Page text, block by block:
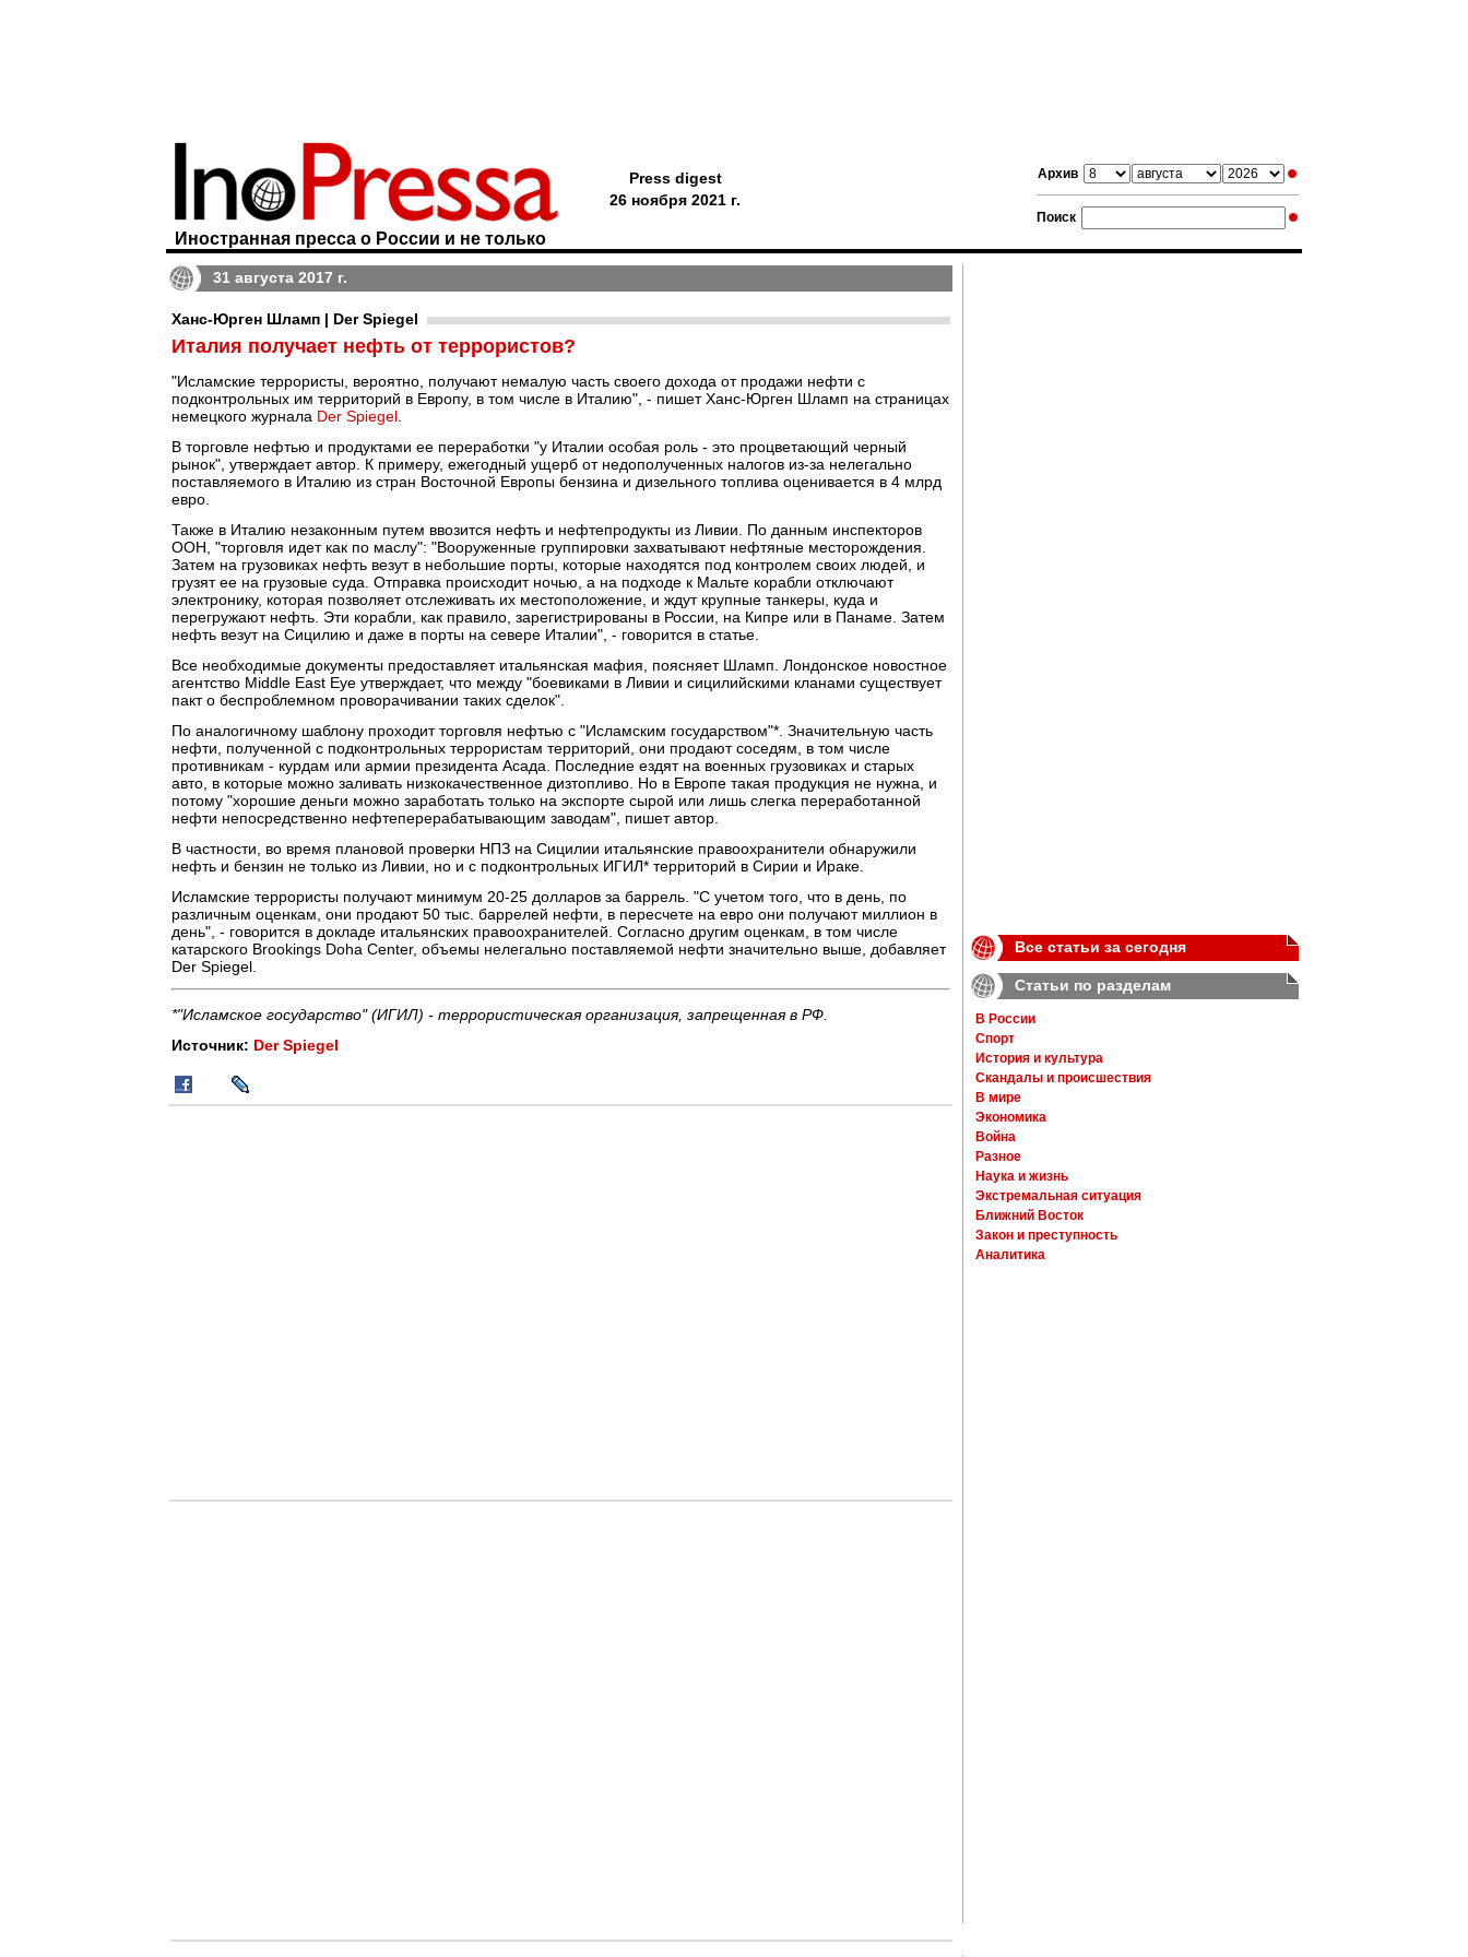
Архив
Поиск
Иностранная пресса о России и не только
Press digest
26 ноября 2021 г.
31 августа 2017 г.
Ханс-Юрген Шламп | Der Spiegel
Италия получает нефть от террористов?
"Исламские террористы, вероятно, получают немалую часть своего дохода от продажи нефти с
подконтрольных им территорий в Европу, в том числе в Италию", - пишет Ханс-Юрген Шламп на страницах
немецкого журнала Der Spiegel
В торговле нефтью и продуктами ее переработки "у Италии особая роль - это процветающий черный
рынок", утверждает автор. К примеру, ежегодный ущерб от недополученных налогов из-за нелегально
поставляемого в Италию из стран Восточной Европы бензина и дизельного топлива оценивается в 4 млрд
евро.
Также в Италию незаконным путем ввозится нефть и нефтепродукты из Ливии. По данным инспекторов
ООН, "торговля идет как по маслу": "Вооруженные группировки захватывают нефтяные месторождения.
Затем на грузовиках нефть везут в небольшие порты, которые находятся под контролем своих людей, и
грузят ее на грузовые суда. Отправка происходит ночью, а на подходе к Мальте корабли отключают
электронику, которая позволяет отслеживать их местоположение, и ждут крупные танкеры, куда и
перегружают нефть. Эти корабли, как правило, зарегистрированы в России, на Кипре или в Панаме. Затем
нефть везут на Сицилию и даже в порты на севере Италии", - говорится в статье.
Все необходимые документы предоставляет итальянская мафия, поясняет Шламп. Лондонское новостное
агентство Middle East Eye утверждает, что между "боевиками в Ливии и сицилийскими кланами существует
пакт о беспроблемном проворачивании таких сделок".
По аналогичному шаблону проходит торговля нефтью с "Исламским государством"*. Значительную часть
нефти, полученной с подконтрольных террористам территорий, они продают соседям, в том числе
противникам - курдам или армии президента Асада. Последние ездят на военных грузовиках и старых
авто, в которые можно заливать низкокачественное дизтопливо. Но в Европе такая продукция не нужна, и
потому "хорошие деньги можно заработать только на экспорте сырой или лишь слегка переработанной
нефти непосредственно нефтеперерабатывающим заводам", пишет автор.
В частности, во время плановой проверки НПЗ на Сицилии итальянские правоохранители обнаружили
нефть и бензин не только из Ливии, но и с подконтрольных ИГИЛ* территорий в Сирии и Ираке.
Исламские террористы получают минимум 20-25 долларов за баррель. "С учетом того, что в день, по
различным оценкам, они продают 50 тыс. баррелей нефти, в пересчете на евро они получают миллион в
день", - говорится в докладе итальянских правоохранителей. Согласно другим оценкам, в том числе
катарского Brookings Doha Center, объемы нелегально поставляемой нефти значительно выше, добавляет
Der Spiegel.
*"Исламское государство" (ИГИЛ) - террористическая организация, запрещенная в РФ.
Источник: Der Spiegel
Все статьи за сегодня
Статьи по разделам
В России
Спорт
История и культура
Скандалы и происшествия
В мире
Экономика
Война
Разное
Наука и жизнь
Экстремальная ситуация
Ближний Восток
Закон и преступность
Аналитика